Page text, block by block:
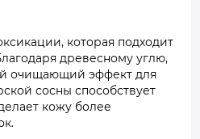
которая подходит
древесному углю,
очищающий эффект для
сосны способствует
кожу более